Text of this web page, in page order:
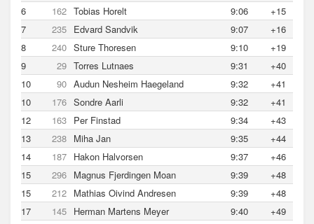
6
162 Tobias Horelt 9:06
+15
7
235 Edvard Sandvik 9:07
+16
8
240 Sture Thoresen 9:10
+19
9
29 Torres Lutnaes 9:31
+40
10
90 Audun Nesheim Haegeland 9:32
+41
10
176 Sondre Aarli 9:32
+41
12
163 Per Finstad 9:34
+43
13
238 Miha Jan 9:35
+44
14
187 Hakon Halvorsen 9:37
+46
15
296 Magnus Fjerdingen Moan 9:39
+48
15
212 Mathias Oivind Andresen 9:39
+48
17
145 Herman Martens Meyer 9:40
+49